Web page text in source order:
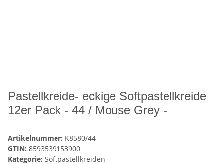
Pastellkreide- eckige Softpastellkreide
12er Pack - 44 / Mouse Grey -
Artikelnummer: K8580/44
GTIN: 8593539153900
Kategorie: Softpastellkreiden